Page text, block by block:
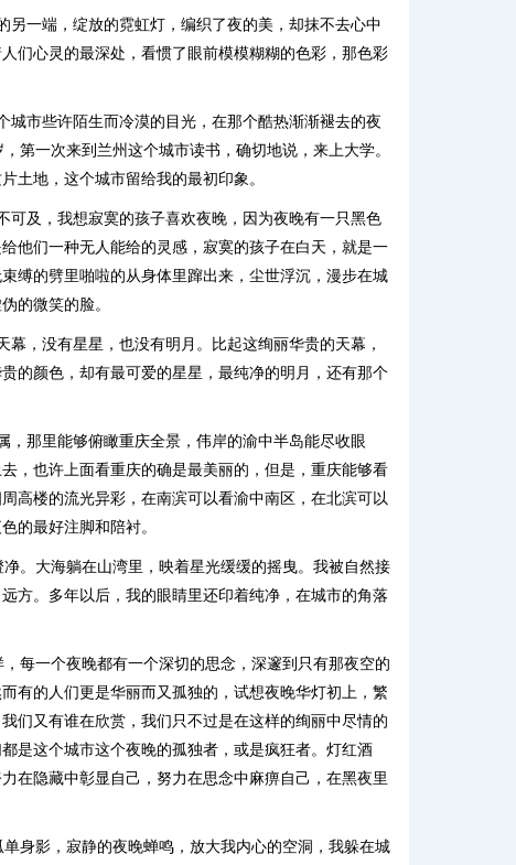
一端，绽放的霓虹灯，编织了夜的美，却抹不去心中
们心灵的最深处，看惯了眼前模模糊糊的色彩，那色彩
市些许陌生而冷漠的目光，在那个酷热渐渐褪去的夜
第一次来到兰州这个城市读书，确切地说，来上大学。
土地，这个城市留给我的最初印象。
及，我想寂寞的孩子喜欢夜晚，因为夜晚有一只黑色
他们一种无人能给的灵感，寂寞的孩子在白天，就是一
缚的劈里啪啦的从身体里蹿出来，尘世浮沉，漫步在城
的微笑的脸。
，没有星星，也没有明月。比起这绚丽华贵的天幕，
的颜色，却有最可爱的星星，最纯净的明月，还有那个
那里能够俯瞰重庆全景，伟岸的渝中半岛能尽收眼
，也许上面看重庆的确是最美丽的，但是，重庆能够看
高楼的流光异彩，在南滨可以看渝中南区，在北滨可以
的最好注脚和陪衬。
。大海躺在山湾里，映着星光缓缓的摇曳。我被自然接
方。多年以后，我的眼睛里还印着纯净，在城市的角落
每一个夜晚都有一个深切的思念，深邃到只有那夜空的
有的人们更是华丽而又孤独的，试想夜晚华灯初上，繁
们又有谁在欣赏，我们只不过是在这样的绚丽中尽情的
是这个城市这个夜晚的孤独者，或是疯狂者。灯红酒
在隐藏中彰显自己，努力在思念中麻痹自己，在黑夜里
身影，寂静的夜晚蝉鸣，放大我内心的空洞，我躲在城